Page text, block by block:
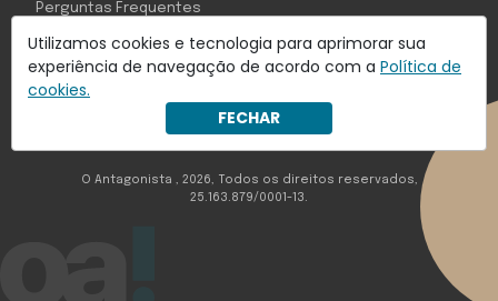
Utilizamos cookies e tecnologia para aprimorar sua
experiência de navegação de acordo com a Política de
cookies.
FECHAR
Com inteligência e tecnologia:
Object1ve - Marketing Solution
Perguntas Frequentes
O Antagonista , 2026, Todos os direitos reservados,
25.163.879/0001-13.